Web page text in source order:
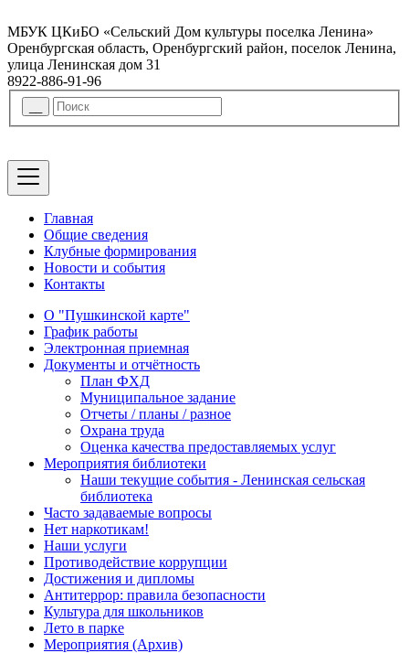
МБУК ЦКиБО «Сельский Дом культуры поселка Ленина»
Оренбургская область, Оренбургский район, поселок Ленина,
улица Ленинская дом 31
8922-886-91-96
Главная
Общие сведения
Клубные формирования
Новости и события
Контакты
О "Пушкинской карте"
График работы
Электронная приемная
Документы и отчётность
План ФХД
Муниципальное задание
Отчеты / планы / разное
Охрана труда
Оценка качества предоставляемых услуг
Мероприятия библиотеки
Наши текущие события - Ленинская сельская
библиотека
Часто задаваемые вопросы
Нет наркотикам!
Наши услуги
Противодействие коррупции
Достижения и дипломы
Антитеррор: правила безопасности
Культура для школьников
Лето в парке
Мероприятия (Архив)